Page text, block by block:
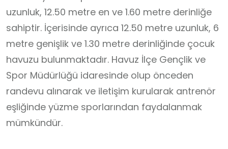
uzunluk, 12.50 metre en ve 1.60 metre derinliğe
sahiptir. İçerisinde ayrıca 12.50 metre uzunluk, 6
metre genişlik ve 1.30 metre derinliğinde çocuk
havuzu bulunmaktadır. Havuz İlçe Gençlik ve
Spor Müdürlüğü idaresinde olup önceden
randevu alınarak ve iletişim kurularak antrenör
eşliğinde yüzme sporlarından faydalanmak
mümkündür.